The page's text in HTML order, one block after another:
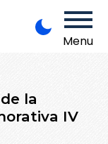
Menu
la
IV